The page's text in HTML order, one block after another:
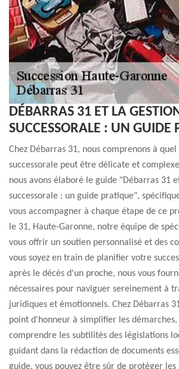
DÉBARRAS 31 ET LA
SUCCESSORALE : UN GUIDE
Chez Débarras 31, nous comprenons à
successorale peut être délicate et
nous avons élaboré le guide "Débarras 31
successorale : un guide pratique",
vous accompagner à chaque étape de ce
le 31, Haute-Garonne, notre équipe de
vous offrir un soutien personnalisé et des
vous soyez en train de planifier votre
après le décès d'un proche, nous vous
nécessaires pour naviguer sereinement à
juridiques et émotionnels. Chez Débarras
point d'honneur à simplifier les démarches,
comprendre les subtilités des législations
guidant dans la rédaction de documents
guide, vous pouvez être sûr de protéger